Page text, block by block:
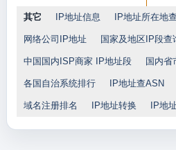
其它 IP地址信息 IP地址所在地
网络公司IP地址 国家及地区IP段查
中国国内ISP商家 IP地址段 国内省
各国自治系统排行 IP地址查ASN
域名注册排名 IP地址转换 IP地